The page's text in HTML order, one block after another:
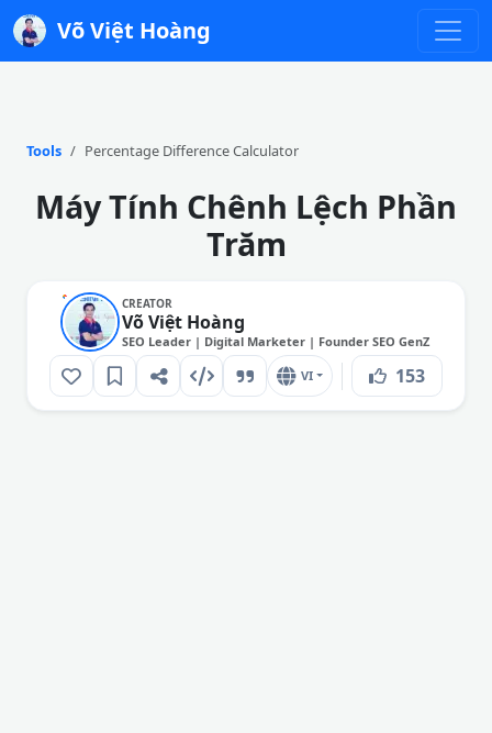
Võ Việt Hoàng
Tools Percentage Difference Calculator
Máy Tính Chênh Lệch Phần
Trăm
CREATOR
Võ Việt Hoàng
SEO Leader | Digital Marketer | Founder SEO GenZ
VI 153